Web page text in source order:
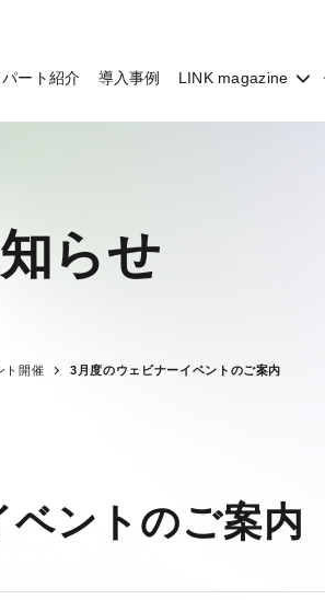
ート紹介 導入事例 LINK magazine
らせ
ト開催 3月度のウェビナーイベントのご案内
ントのご案内